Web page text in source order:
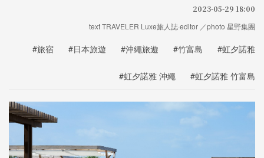
2023-05-29 18:00
text TRAVELER Luxe旅人誌·editor ／photo 星野集團
#旅宿 #日本旅遊 #沖繩旅遊 #竹富島 #虹夕諾雅
#虹夕諾雅 沖繩 #虹夕諾雅 竹富島